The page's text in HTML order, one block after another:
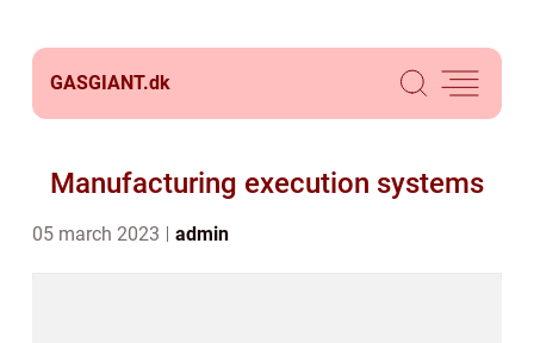
GASGIANT.dk
Manufacturing execution systems
05 march 2023 admin